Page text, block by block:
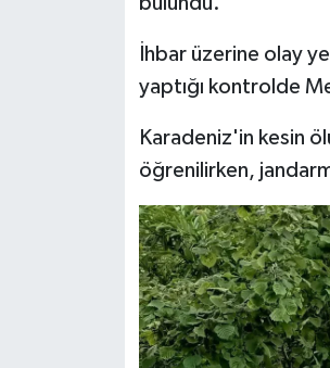
İhbar üzerine olay
yaptığı kontrolde
Karadeniz'in kesin
öğrenilirken,